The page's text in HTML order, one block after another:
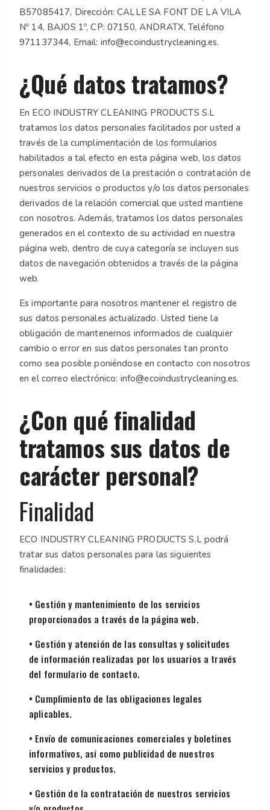
B57085417, Dirección: CALLE SA FONT DE LA VILA
Nº 14, BAJOS 1º, CP: 07150, ANDRATX, Teléfono
971137344, Email: info@ecoindustrycleaning.es.
¿Qué datos tratamos?
En ECO INDUSTRY CLEANING PRODUCTS S.L
tratamos los datos personales facilitados por usted a
través de la cumplimentación de los formularios
habilitados a tal efecto en esta página web, los datos
personales derivados de la prestación o contratación de
nuestros servicios o productos y/o los datos personales
derivados de la relación comercial que usted mantiene
con nosotros. Además, tratamos los datos personales
generados en el contexto de su actividad en nuestra
página web, dentro de cuya categoría se incluyen sus
datos de navegación obtenidos a través de la página
web.
Es importante para nosotros mantener el registro de
sus datos personales actualizado. Usted tiene la
obligación de mantenernos informados de cualquier
cambio o error en sus datos personales tan pronto
como sea posible poniéndose en contacto con nosotros
en el correo electrónico: info@ecoindustrycleaning.es.
¿Con qué finalidad
tratamos sus datos de
carácter personal?
Finalidad
ECO INDUSTRY CLEANING PRODUCTS S.L podrá
tratar sus datos personales para las siguientes
finalidades:
• Gestión y mantenimiento de los servicios
proporcionados a través de la página web.
• Gestión y atención de las consultas y solicitudes
de información realizadas por los usuarios a través
del formulario de contacto.
• Cumplimiento de las obligaciones legales
aplicables.
• Envío de comunicaciones comerciales y boletines
informativos, así como publicidad de nuestros
servicios y productos.
• Gestión de la contratación de nuestros servicios